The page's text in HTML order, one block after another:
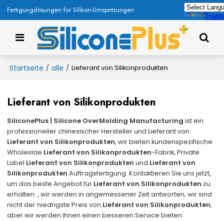
Fertigungslösungen für Silikon-Umspritzungen
Startseite / alle / Lieferant von Silikonprodukten
Lieferant von Silikonprodukten
SiliconePlus | Silicone OverMolding Manufacturing ist ein
professioneller chinesischer Hersteller und Lieferant von
Lieferant von Silikonprodukten, wir bieten kundenspezifische
Wholeslae Lieferant von Silikonprodukten-Fabrik, Private
Label Lieferant von Silikonprodukten und Lieferant von
Silikonprodukten Auftragsfertigung. Kontaktieren Sie uns jetzt,
um das beste Angebot für Lieferant von Silikonprodukten zu
erhalten. , wir werden in angemessener Zeit antworten, wir sind
nicht der niedrigste Preis von Lieferant von Silikonprodukten,
aber wir werden Ihnen einen besseren Service bieten.